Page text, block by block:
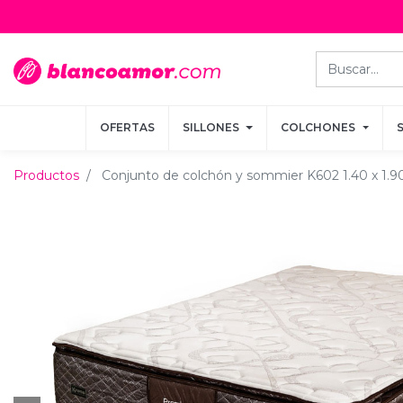
OFERTAS SILLONES COLCHONES
OFERTAS SILLONES COLCHONES
Productos Conjunto de colchón y sommier K602 1.40 x